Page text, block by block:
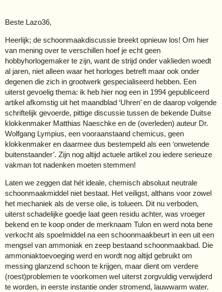
Beste Lazo36,
Heerlijk; de schoonmaakdiscussie breekt opnieuw los! Om hier
van mening over te verschillen hoef je echt geen
hobbyhorlogemaker te zijn, want de strijd onder vaklieden woedt
al jaren, niet alleen waar het horloges betreft maar ook onder
degenen die zich in grootwerk gespecialiseerd hebben. Een
uiterst gevoelig thema: ik heb hier nog een in 1994 gepubliceerd
artikel afkomstig uit het maandblad ‘Uhren’ en de daarop volgende
schriftelijk gevoerde, pittige discussie tussen de bekende Duitse
klokkenmaker Matthias Naeschke en de (overleden) auteur Dr.
Wolfgang Lympius, een vooraanstaand chemicus, geen
klokkenmaker en daarmee dus bestempeld als een ‘onwetende
buitenstaander’. Zijn nog altijd actuele artikel zou iedere serieuze
vakman tot nadenken moeten stemmen!
Laten we zeggen dat hét ideale, chemisch absoluut neutrale
schoonmaakmiddel niet bestaat. Het veiligst, althans voor zowel
het mechaniek als de verse olie, is tolueen. Dit nu verboden,
uiterst schadelijke goedje laat geen residu achter, was vroeger
bekend en te koop onder de merknaam Tulon en werd nota bene
verkocht als spoelmiddel na een schoonmaakbeurt in een uit een
mengsel van ammoniak en zeep bestaand schoonmaakbad. Die
ammoniaktoevoeging werd en wordt nog altijd gebruikt om
messing glanzend schoon te krijgen, maar dient om verdere
(roest)problemen te voorkomen wel uiterst zorgvuldig verwijderd
te worden, in eerste instantie onder stromend, lauwwarm water.